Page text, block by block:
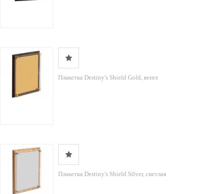
Плакетка Destiny's Shield Gold, венге
Плакетка Destiny's Shield Silver, светлая